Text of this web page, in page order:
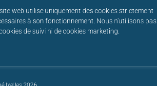
web utilise uniquement des cookies strictement
à son fonctionnement. Nous n'utilisons pas
de suivi ni de cookies marketing.